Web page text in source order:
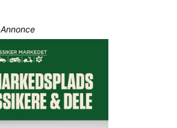
Annonce